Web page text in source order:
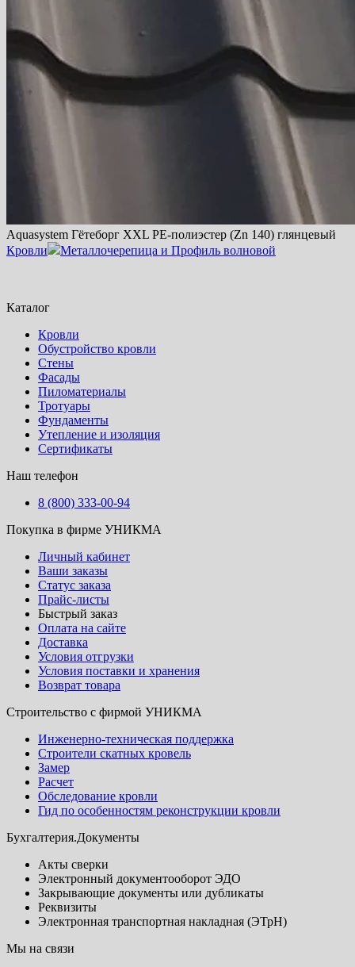
Aquasystem Гётеборг XXL PE-полиэстер (Zn 140) глянцевый
Кровли
Металлочерепица и Профиль волновой
Каталог
Кровли
Обустройство кровли
Стены
Фасады
Пиломатериалы
Тротуары
Фундаменты
Утепление и изоляция
Сертификаты
Наш телефон
8 (800) 333-00-94
Покупка в фирме УНИКМА
Личный кабинет
Ваши заказы
Статус заказа
Прайс-листы
Быстрый заказ
Оплата на сайте
Доставка
Условия отгрузки
Условия поставки и хранения
Возврат товара
Строительство с фирмой УНИКМА
Инженерно-техническая поддержка
Строители скатных кровель
Замер
Расчет
Обследование кровли
Гид по особенностям реконструкции кровли
Бухгалтерия.Документы
Акты сверки
Электронный документооборот ЭДО
Закрывающие документы или дубликаты
Реквизиты
Электронная транспортная накладная (ЭТрН)
Мы на связи